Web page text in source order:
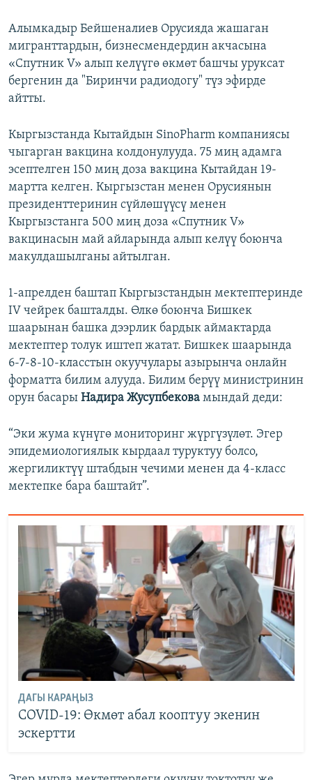
Алымкадыр Бейшеналиев Орусияда жашаган
мигранттардын, бизнесмендердин акчасына
«Спутник V» алып келүүгө өкмөт башчы уруксат
бергенин да "Биринчи радиодогу" түз эфирде
айтты.
Кыргызстанда Кытайдын SinoPharm компаниясы
чыгарган вакцина колдонулууда. 75 миң адамга
эсептелген 150 миң доза вакцина Кытайдан 19-
мартта келген. Кыргызстан менен Орусиянын
президенттеринин сүйлөшүүсү менен
Кыргызстанга 500 миң доза «Спутник V»
вакцинасын май айларында алып келүү боюнча
макулдашылганы айтылган.
1-апрелден баштап Кыргызстандын мектептеринде
IV чейрек башталды. Өлкө боюнча Бишкек
шаарынан башка дээрлик бардык аймактарда
мектептер толук иштеп жатат. Бишкек шаарында
6-7-8-10-класстын окуучулары азырынча онлайн
форматта билим алууда. Билим берүү министринин
орун басары Надира Жусупбекова мындай деди:
“Эки жума күнүгө мониторинг жүргүзүлөт. Эгер
эпидемиологиялык кырдаал туруктуу болсо,
жергиликтүү штабдын чечими менен да 4-класс
мектепке бара баштайт”.
ДАГЫ КАРАҢЫЗ
COVID-19: Өкмөт абал кооптуу экенин
эскертти